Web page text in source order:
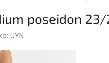
poseidon
UYN